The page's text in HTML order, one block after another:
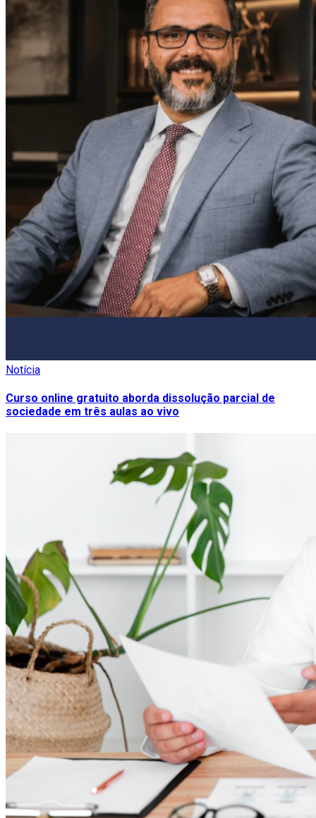
Notícia
Curso online gratuito aborda dissolução parcial de
sociedade em três aulas ao vivo